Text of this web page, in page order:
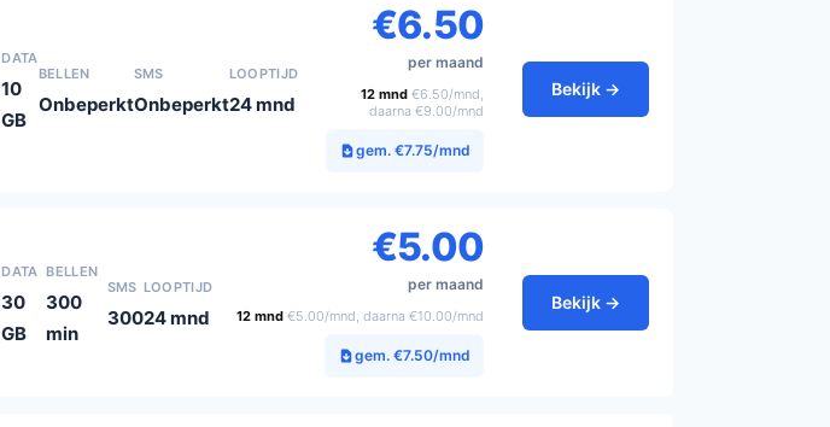
DATA
10
GB
BELLEN
Onbeperkt
SMS
Onbeperkt
LOOPTIJD
24 mnd
€6.50
per maand
12 mnd €6.50/mnd,
daarna €9.00/mnd
gem. €7.75/mnd
Bekijk →
DATA
30
GB
BELLEN
300
min
SMS
300
LOOPTIJD
24 mnd
€5.00
per maand
12 mnd €5.00/mnd, daarna €10.00/mnd
gem. €7.50/mnd
Bekijk →